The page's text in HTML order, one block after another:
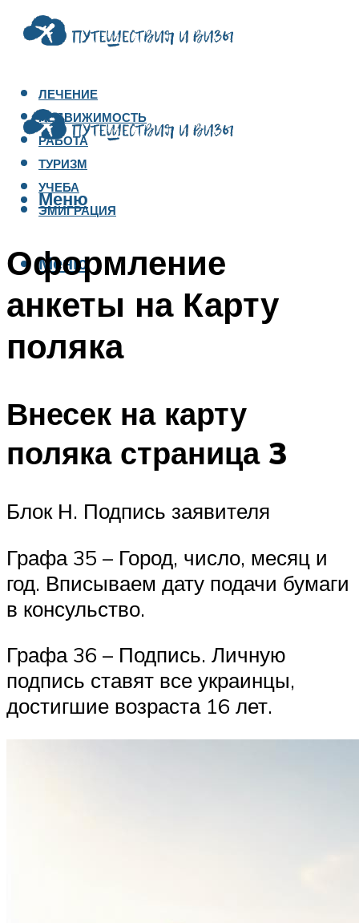
ЛЕЧЕНИЕ
НЕДВИЖИМОСТЬ
РАБОТА
ТУРИЗМ
УЧЕБА
ЭМИГРАЦИЯ
Меню
Меню
Оформление
анкеты на Карту
поляка
Внесек на карту
поляка страница 3
Блок Н. Подпись заявителя
Графа 35 – Город, число, месяц и
год. Вписываем дату подачи бумаги
в консульство.
Графа 36 – Подпись. Личную
подпись ставят все украинцы,
достигшие возраста 16 лет.